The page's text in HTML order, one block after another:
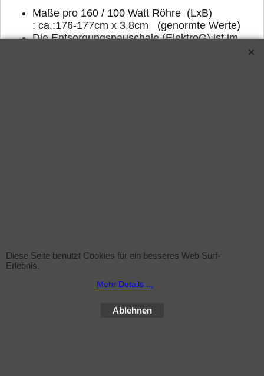
Maße pro 160 / 100 Watt Röhre (LxB)
: ca.:176-177cm x 3,8cm (genormte Werte)
Die Entsorgungspauschale (ElektroG) ist im
Sprühflasche (leer)
Diese Seite benutzt Cookies für ein besseres Web Surf-
Erlebnis.
Mehr Details ...
Ablehnen